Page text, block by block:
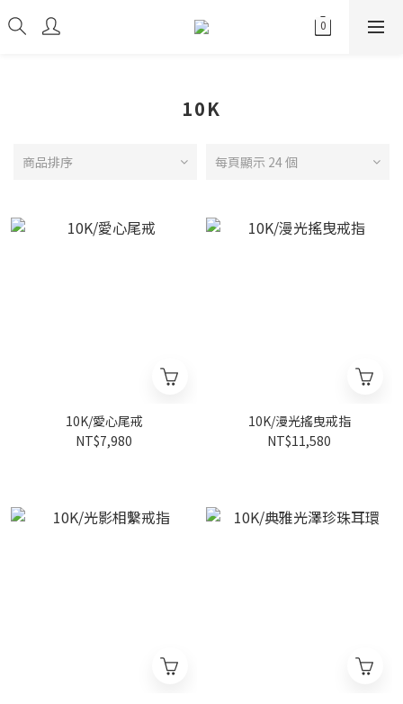
10K
商品排序 每頁顯示 24 個
10K/愛心尾戒
NT$7,980
10K/漫光搖曳戒指
NT$11,580